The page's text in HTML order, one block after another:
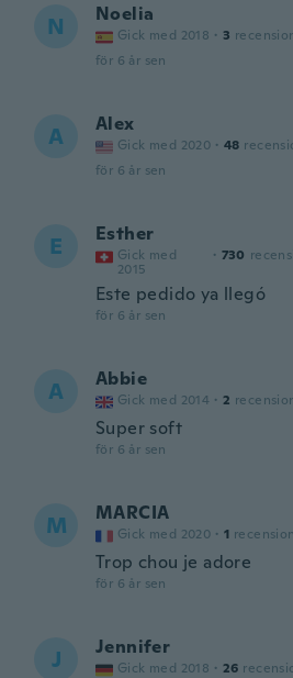
N Noelia
Gick med 2018 · 3
för 6 år sen
A Alex
Gick med 2020 · 48
för 6 år sen
E Esther
Gick med
2015
· 730
Este pedido ya llegó
för 6 år sen
A Abbie
Gick med 2014 · 2
Super soft
för 6 år sen
M MARCIA
Gick med 2020 · 1
Trop chou je adore
för 6 år sen
J Jennifer
Gick med 2018 · 26